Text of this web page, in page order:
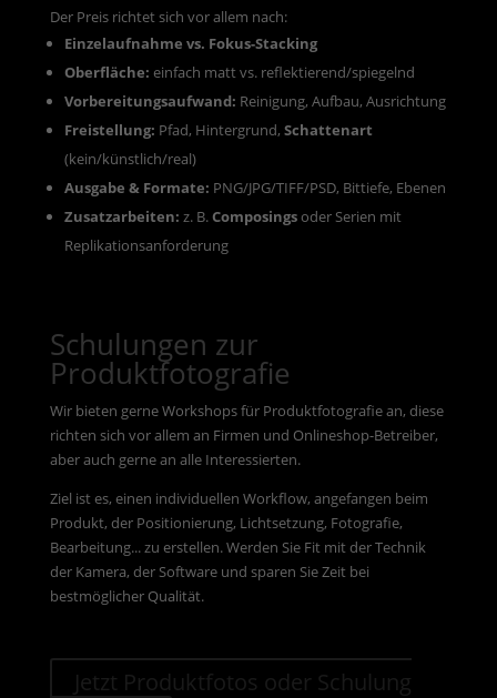
Der Preis richtet sich vor allem nach:
Einzelaufnahme vs. Fokus-Stacking
Oberfläche: einfach matt vs. reflektierend/spiegelnd
Vorbereitungsaufwand: Reinigung, Aufbau, Ausrichtung
Freistellung: Pfad, Hintergrund, Schattenart
(kein/künstlich/real)
Ausgabe & Formate: PNG/JPG/TIFF/PSD, Bittiefe, Ebenen
Zusatzarbeiten: z. B. Composingsoder Serien mit
Replikationsanforderung
Schulungen zur
Produktfotografie
Wir bieten gerne Workshops für Produktfotografie an, diese
richten sich vor allem an Firmen und Onlineshop-Betreiber,
aber auch gerne an alle Interessierten.
Ziel ist es, einen individuellen Workflow, angefangen beim
Produkt, der Positionierung, Lichtsetzung, Fotografie,
Bearbeitung... zu erstellen. Werden Sie Fit mit der Technik
der Kamera, der Software und sparen Sie Zeit bei
bestmöglicher Qualität.
Jetzt Produktfotos oder Schulung